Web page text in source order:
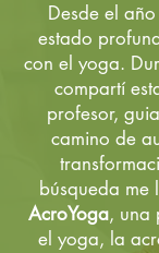
Desde el
estado
con el yoga.
compartí
profesor,
camino de
búsqueda me
AcroYoga, una
el yoga, la